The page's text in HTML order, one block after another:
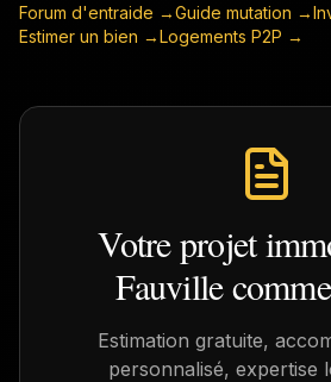
Forum d'entraide →Guide mutation →
Estimer un bien →Logements P2P →
Votre projet
Fauville
Estimation gratuite,
personnalisé, expertise